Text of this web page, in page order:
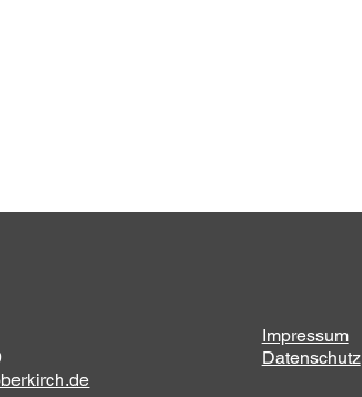
Impressum
Datenschutz